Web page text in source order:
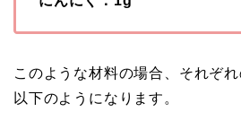
このような材料の場合、それぞ
以下のようになります。